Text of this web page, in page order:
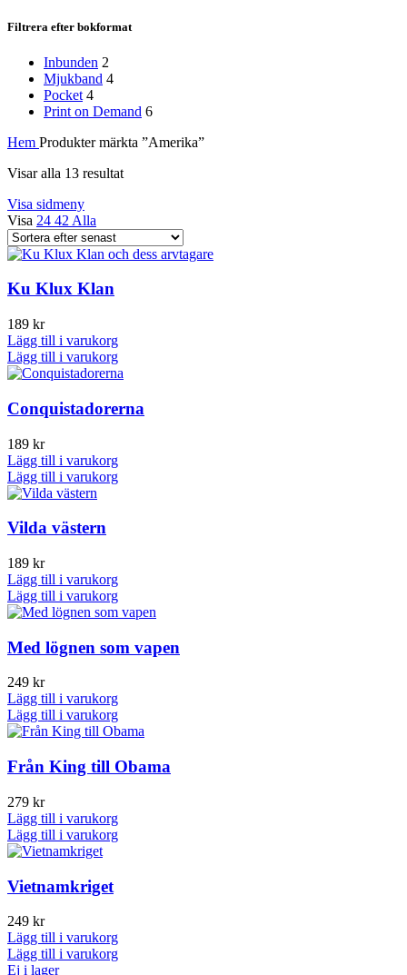
Filtrera efter bokformat
Inbunden 2
Mjukband 4
Pocket 4
Print on Demand 6
Hem Produkter märkta ”Amerika”
Visar alla 13 resultatSortera
Visa sidmeny
Visa 24 42 Alla
Ku Klux Klan
189 kr
Lägg till i varukorg
Lägg till i varukorg
Conquistadorerna
189 kr
Lägg till i varukorg
Lägg till i varukorg
Vilda västern
189 kr
Lägg till i varukorg
Lägg till i varukorg
Med lögnen som vapen
249 kr
Lägg till i varukorg
Lägg till i varukorg
Från King till Obama
279 kr
Lägg till i varukorg
Lägg till i varukorg
Vietnamkriget
249 kr
Lägg till i varukorg
Lägg till i varukorg
Ej i lager